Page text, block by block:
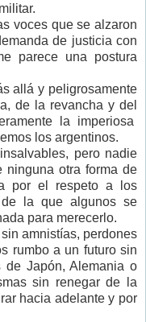
voces que se alzaron
de justicia con
parece una postura
allá y peligrosamente
de la revancha y del
la imperiosa
los argentinos.
pero nadie
otra forma de
por el respeto a los
de la que algunos se
para merecerlo.
amnistías, perdones
rumbo a un futuro sin
de Japón, Alemania o
sin renegar de la
hacia adelante y por